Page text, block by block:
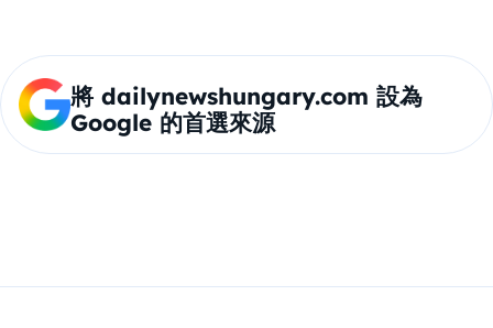
將 dailynewshungary.com 設為
Google 的首選來源